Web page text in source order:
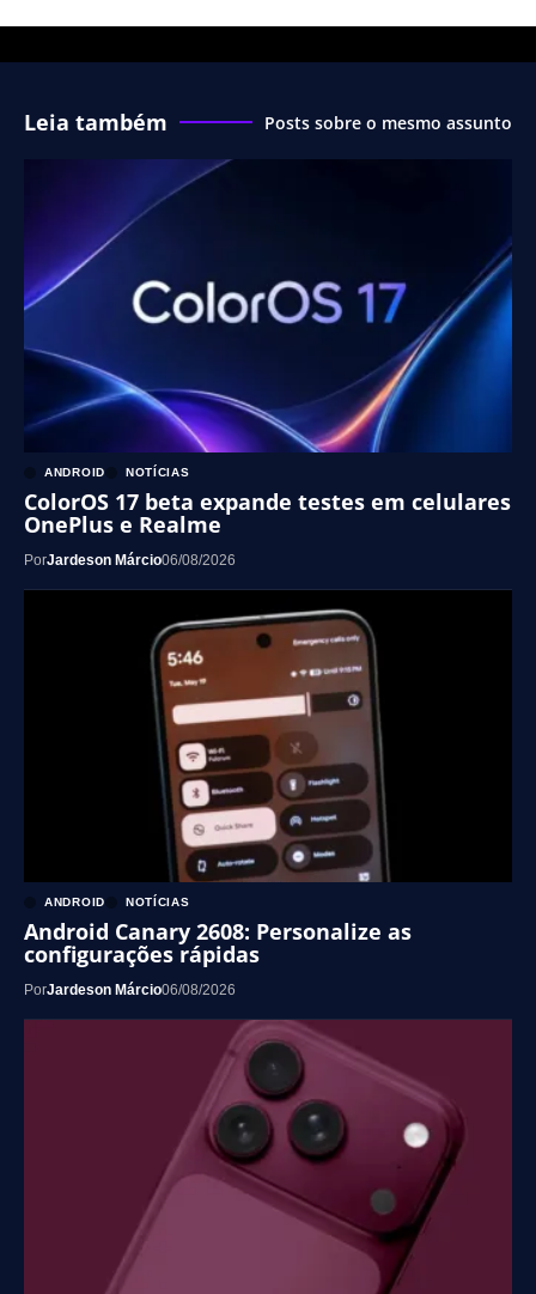
Leia também Posts sobre o mesmo assunto
ANDROID NOTÍCIAS
ColorOS 17 beta expande testes em celulares
OnePlus e Realme
PorJardeson Márcio06/08/2026
ANDROID NOTÍCIAS
Android Canary 2608: Personalize as
configurações rápidas
PorJardeson Márcio06/08/2026